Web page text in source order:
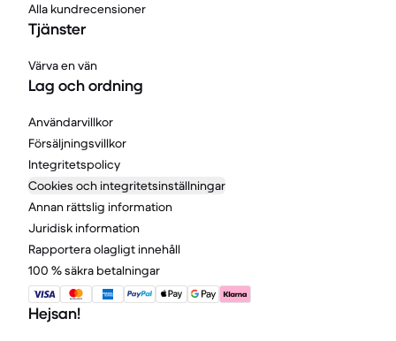
Alla kundrecensioner
Tjänster
Värva en vän
Lag och ordning
Användarvillkor
Försäljningsvillkor
Integritetspolicy
Cookies och integritetsinställningar
Annan rättslig information
Juridisk information
Rapportera olagligt innehåll
100 % säkra betalningar
Hejsan!